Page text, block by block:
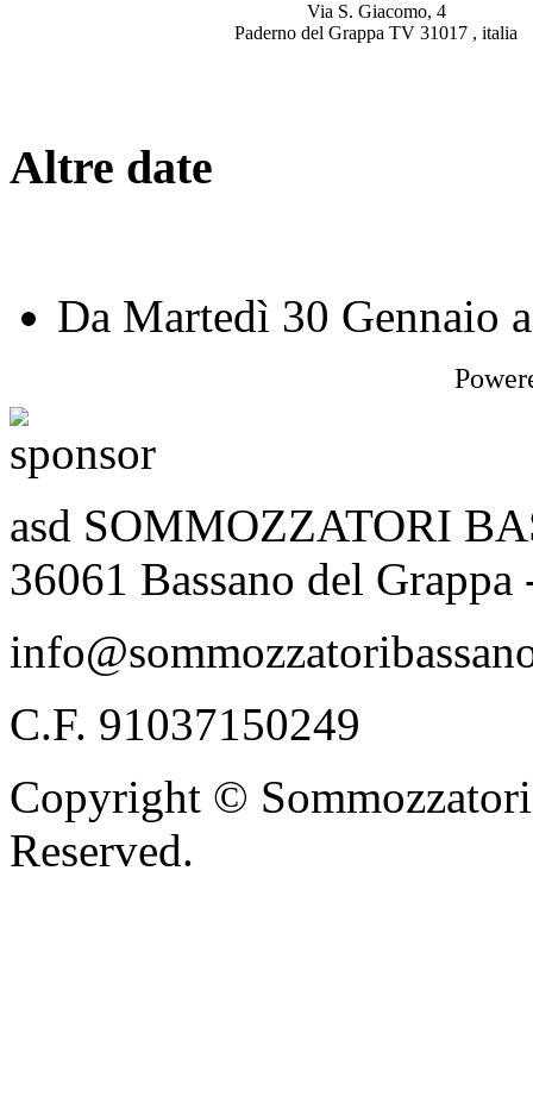
Via S. Giacomo, 4
Paderno del Grappa TV 31017 , italia
Altre date
Da Martedì 30 Gennaio a
asd SOMMOZZATORI
36061 Bassano del
C.F. 91037150249
Copyright ©
Reserved.